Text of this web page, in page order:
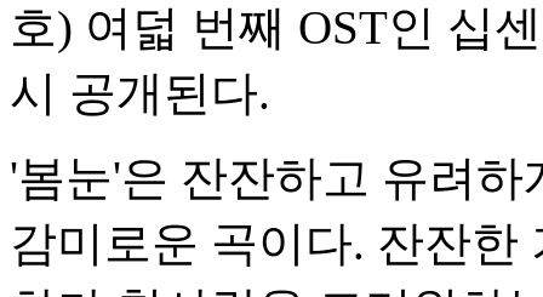
호) 여덟 번째 OST인 십
시 공개된다.
'봄눈'은 잔잔하고 유려
감미로운 곡이다. 잔잔한